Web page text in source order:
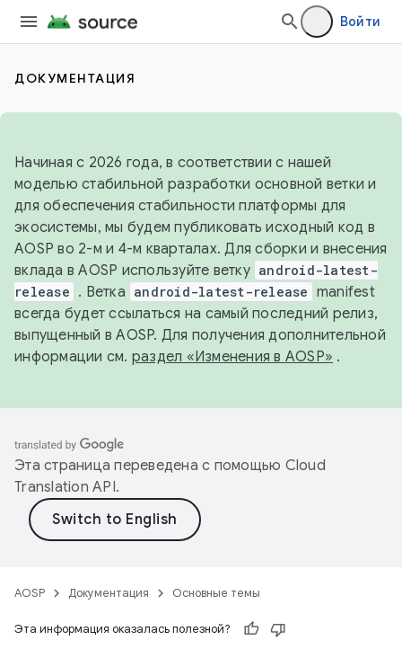
Войти
ДОКУМЕНТАЦИЯ
Начиная с 2026 года, в соответствии с нашей
моделью стабильной разработки основной ветки и
для обеспечения стабильности платформы для
экосистемы, мы будем публиковать исходный код в
AOSP во 2-м и 4-м кварталах. Для сборки и внесения
вклада в AOSP используйте ветку android-latest-
release . Ветка android-latest-release manifest
всегда будет ссылаться на самый последний релиз,
выпущенный в AOSP. Для получения дополнительной
информации см. раздел «Изменения в AOSP» .
Эта страница переведена с помощью Cloud
Translation API.
AOSP Документация Основные темы
Эта информация оказалась полезной?